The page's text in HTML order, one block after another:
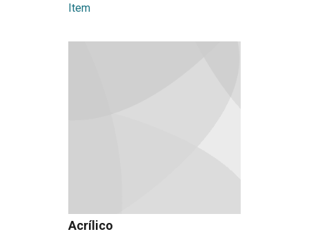
Item
Acrílico